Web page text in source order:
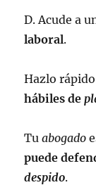
D. Acude a
laboral.
Hazlo
hábiles de
Tuabogado
puede
despido.